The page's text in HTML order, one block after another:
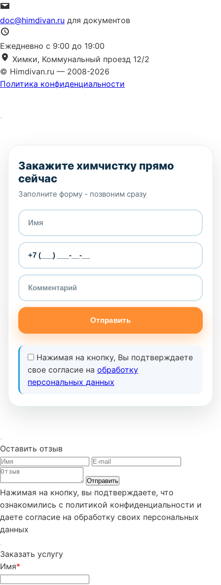
doc@himdivan.ru для документов
Ежедневно с 9:00 до 19:00
Химки, Коммунальный проезд 12/2
© Himdivan.ru — 2008-2026
Политика конфиденциальности
Закажите химчистку прямо
сейчас
Заполните форму - позвоним сразу
Отправить
Нажимая на кнопку, Вы подтверждаете
свое согласие на обработку
персональных данных
Оставить отзыв
Отправить
Нажимая на кнопку, вы подтверждаете, что
ознакомились с политикой конфиденциальности и
даете согласие на обработку своих персональных
данных
Заказать услугу
Имя*